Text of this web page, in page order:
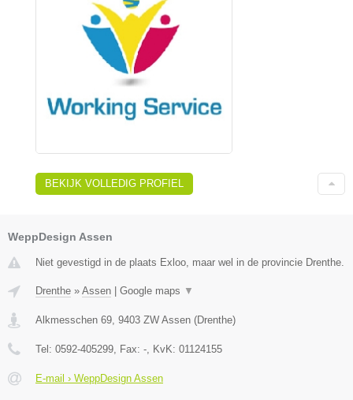
BEKIJK VOLLEDIG PROFIEL
WeppDesign Assen
Niet gevestigd in de plaats Exloo, maar wel in de provincie Drenthe.
Drenthe » Assen Google maps ▼
Alkmesschen 69 9403 ZW Assen (Drenthe)
Tel: 0592-405299 , Fax: - , KvK: 01124155
E-mail › WeppDesign Assen